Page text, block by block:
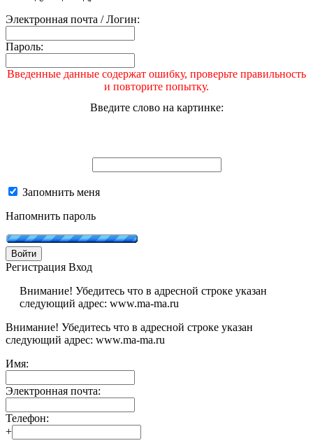
Электронная почта / Логин:
Пароль:
Введенные данные содержат ошибку, проверьте правильность
и повторите попытку.
Введите слово на картинке:
Запомнить меня
Напомнить пароль
Войти
Регистрация Вход
Внимание! Убедитесь что в адресной строке указан
следующий адрес: www.ma-ma.ru
Внимание! Убедитесь что в адресной строке указан
следующий адрес: www.ma-ma.ru
Имя:
Электронная почта:
Телефон:
+